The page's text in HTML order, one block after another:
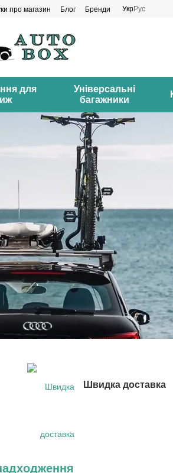
про магазин Блог Бренди УкрРус
для
Універсальні
багажники
Швидка доставка